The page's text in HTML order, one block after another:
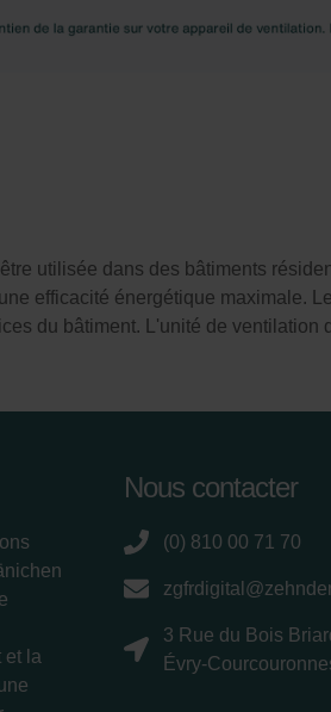
Limitet Şirketi: Web Sitesi
utilisée dans des bâtiments
efficacité énergétique maximale.
du bâtiment. L'unité de
et la
Nous contacter
(0) 810 00 71 70
3 Rue du Bois
Évry-